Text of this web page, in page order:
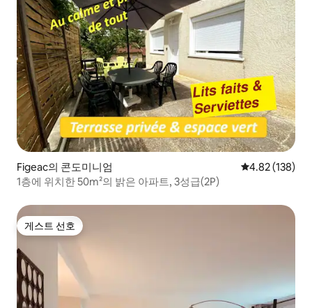
Figeac의 콘도미니엄 평점 4.82점(5
4.82 (138)
1층에 위치한 50m²의 밝은 아파트, 3성급(2P)
게스트 선호
게스트 선호